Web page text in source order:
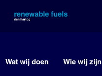
Wat wij doen Wie wij zijn